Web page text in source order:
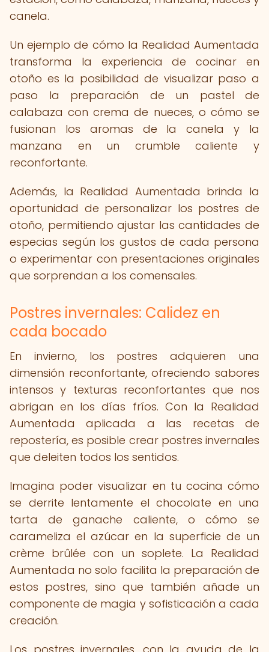
canela.
Un ejemplo de cómo la Realidad Aumentada
transforma la experiencia de cocinar en
otoño es la posibilidad de visualizar paso a
paso la preparación de un pastel de
calabaza con crema de nueces, o cómo se
fusionan los aromas de la canela y la
manzana en un crumble caliente y
reconfortante.
Además, la Realidad Aumentada brinda la
oportunidad de personalizar los postres de
otoño, permitiendo ajustar las cantidades de
especias según los gustos de cada persona
o experimentar con presentaciones originales
que sorprendan a los comensales.
Postres invernales: Calidez en
cada bocado
En invierno, los postres adquieren una
dimensión reconfortante, ofreciendo sabores
intensos y texturas reconfortantes que nos
abrigan en los días fríos. Con la Realidad
Aumentada aplicada a las recetas de
repostería, es posible crear postres invernales
que deleiten todos los sentidos.
Imagina poder visualizar en tu cocina cómo
se derrite lentamente el chocolate en una
tarta de ganache caliente, o cómo se
carameliza el azúcar en la superficie de un
crème brûlée con un soplete. La Realidad
Aumentada no solo facilita la preparación de
estos postres, sino que también añade un
componente de magia y sofisticación a cada
creación.